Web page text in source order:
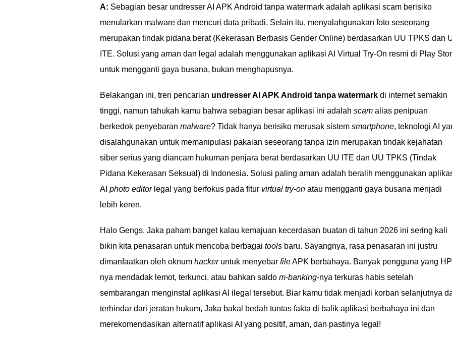
A: Sebagian besar undresser AI APK Android tanpa watermark adalah aplikasi scam berisiko
menularkan malware dan mencuri data pribadi. Selain itu, menyalahgunakan foto seseorang
merupakan tindak pidana berat (Kekerasan Berbasis Gender Online) berdasarkan UU TPKS dan
ITE. Solusi yang aman dan legal adalah menggunakan aplikasi AI Virtual Try-On resmi di Play
untuk mengganti gaya busana, bukan menghapusnya.
Belakangan ini, tren pencarian undresser AI APK Android tanpa watermark di internet semakin
tinggi, namun tahukah kamu bahwa sebagian besar aplikasi ini adalah scam alias penipuan
berkedok penyebaran malware? Tidak hanya berisiko merusak sistem smartphone, teknologi AI
disalahgunakan untuk memanipulasi pakaian seseorang tanpa izin merupakan tindak kejahatan
siber serius yang diancam hukuman penjara berat berdasarkan UU ITE dan UU TPKS (Tindak
Pidana Kekerasan Seksual) di Indonesia. Solusi paling aman adalah beralih menggunakan
AI photo editorlegal yang berfokus pada fitur virtual try-on atau mengganti gaya busana menjadi
lebih keren.
Halo Gengs, Jaka paham banget kalau kemajuan kecerdasan buatan di tahun 2026 ini sering kali
bikin kita penasaran untuk mencoba berbagai tools baru. Sayangnya, rasa penasaran ini justru
dimanfaatkan oleh oknum hackeruntuk menyebar fileAPK berbahaya. Banyak pengguna yang
nya mendadak lemot, terkunci, atau bahkan saldo m-banking-nya terkuras habis setelah
sembarangan menginstal aplikasi AI ilegal tersebut. Biar kamu tidak menjadi korban selanjutnya
terhindar dari jeratan hukum, Jaka bakal bedah tuntas fakta di balik aplikasi berbahaya ini dan
merekomendasikan alternatif aplikasi AI yang positif, aman, dan pastinya legal!